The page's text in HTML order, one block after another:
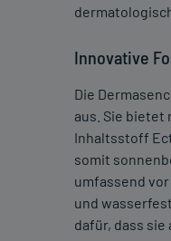
Innovative
Die
aus. Sie bietet
Inhaltsstoff
somit
umfassend
und
dafür, dass sie